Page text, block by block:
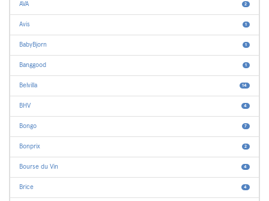
AVA 2
Avis 1
BabyBjorn 1
Banggood 1
Belvilla 14
BHV 4
Bongo 7
Bonprix 2
Bourse du Vin 4
Brice 4